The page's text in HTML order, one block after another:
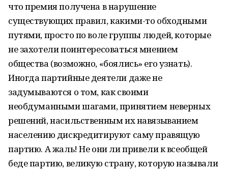
что премия получена в нарушение
существующих правил, какими-то обходными
путями, просто по воле группы людей, которые
не захотели поинтересоваться мнением
общества (возможно, «боялись» его узнать).
Иногда партийные деятели даже не
задумываются о том, как своими
необдуманными шагами, принятием неверных
решений, насильственным их навязыванием
населению дискредитируют саму правящую
партию. А жаль! Не они ли привели к всеобщей
беде партию, великую страну, которую называли